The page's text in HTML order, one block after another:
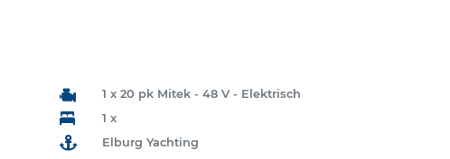
1 x 20 pk Mitek - 48 V - Elektrisch
1 x
Elburg Yachting